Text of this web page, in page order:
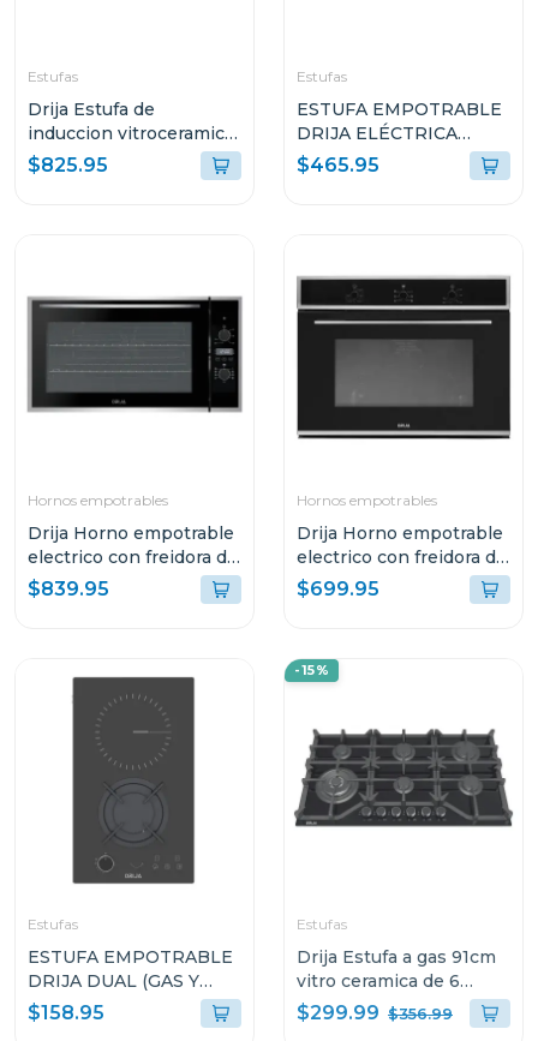
Estufas
Drija Estufa de
induccion vitroceramica
con 2 zonas flex
germany90
$825.95
Estufas
ESTUFA EMPOTRABLE
DRIJA ELÉCTRICA
VITROCERÁMICA DE 5
QUEMADORES
$465.95
Hornos empotrables
Drija Horno empotrable
electrico con freidora de
aire de 105l america90
$839.95
Hornos empotrables
Drija Horno empotrable
electrico con freidora de
aire de 78l caribe76
$699.95
Estufas
ESTUFA EMPOTRABLE
DRIJA DUAL (GAS Y
ELÉCTRICA) 29CM
VITROCERÁMICA
$158.95
-15%
Estufas
Drija Estufa a gas 91cm
vitro ceramica de 6
quemadores toscana 91
$299.99 $356.99